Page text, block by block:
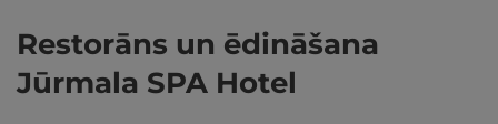
Restorāns un ēdināšana
Jūrmala SPA Hotel